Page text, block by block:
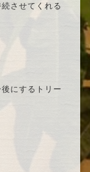
させてくれる
にするトリー